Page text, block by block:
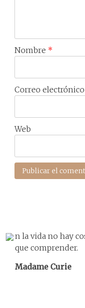
Nombre *
Correo electrónico
Web
n la vida no hay
que comprender.
Madame Curie